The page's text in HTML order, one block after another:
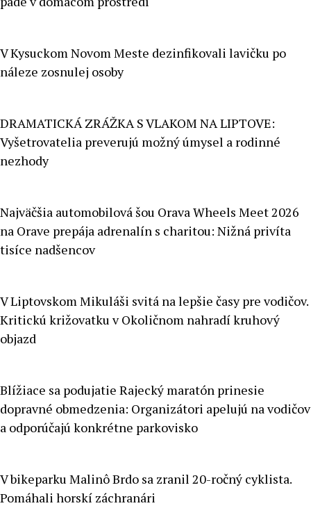
V Kysuckom Novom Meste dezinfikovali lavičku po
náleze zosnulej osoby
DRAMATICKÁ ZRÁŽKA S VLAKOM NA LIPTOVE:
Vyšetrovatelia preverujú možný úmysel a rodinné
nezhody
Najväčšia automobilová šou Orava Wheels Meet 2026
na Orave prepája adrenalín s charitou: Nižná privíta
tisíce nadšencov
V Liptovskom Mikuláši svitá na lepšie časy pre vodičov.
Kritickú križovatku v Okoličnom nahradí kruhový
objazd
Blížiace sa podujatie Rajecký maratón prinesie
dopravné obmedzenia: Organizátori apelujú na vodičov
a odporúčajú konkrétne parkovisko
V bikeparku Malinô Brdo sa zranil 20-ročný cyklista.
Pomáhali horskí záchranári